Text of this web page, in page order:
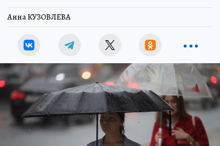
Анна КУЗОВЛЕВА